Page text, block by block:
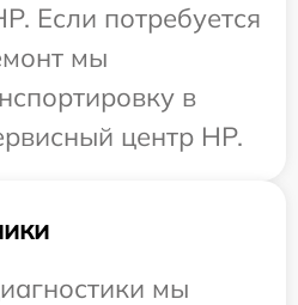
Если потребуется
мы
в
центр HP.
мы